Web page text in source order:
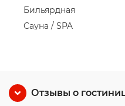
Бильярдная
Сауна / SPA
Отзывы о